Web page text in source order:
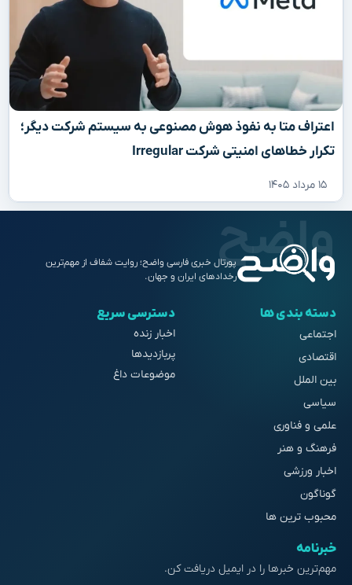
اعتراف متا به نفوذ هوش مصنوعی به سیستم شرکت دیگر؛
تکرار خطاهای امنیتی شرکت Irregular
۱۵ مرداد ۱۴۰۵
پورتال خبری فارسی واضح؛ روایت شفاف از مهم‌ترین
رخدادهای ایران و جهان.
دسته بندی ها
اجتماعی
اقتصادی
بین الملل
سیاسی
علمی و فناوری
فرهنگ و هنر
اخبار ورزشی
گوناگون
محبوب ترین ها
دسترسی سریع
اخبار زنده
پربازدیدها
موضوعات داغ
خبرنامه
مهم‌ترین خبرها را در ایمیل دریافت کن.